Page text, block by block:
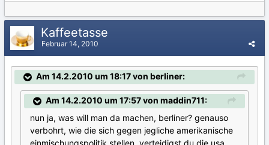
Kaffeetasse
Februar 14, 2010
Am 14.2.2010 um 18:17 von berliner:
Am 14.2.2010 um 17:57 von maddin711:
nun ja, was will man da machen, berliner? genauso
verbohrt, wie die sich gegen jegliche amerikanische